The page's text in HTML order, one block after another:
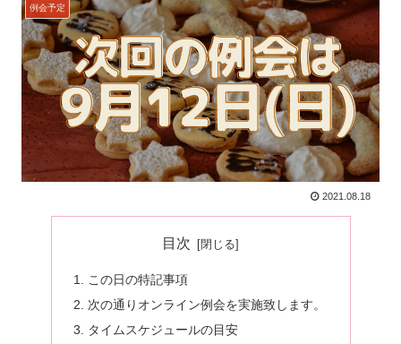
例会予定
2021.08.18
目次
この日の特記事項
次の通りオンライン例会を実施致します。
タイムスケジュールの目安